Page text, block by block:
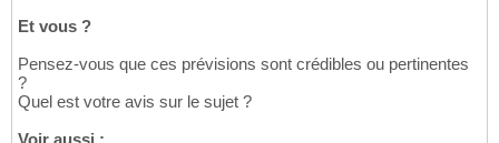
Et vous ?
Pensez-vous que ces prévisions sont crédibles ou pertinentes
?
Quel est votre avis sur le sujet ?